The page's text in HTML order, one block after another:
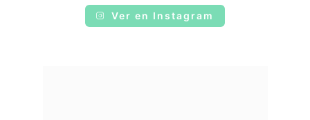
Ver en Instagram